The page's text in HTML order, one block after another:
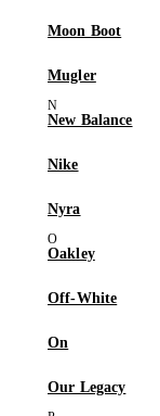
Moon Boot
Mugler
New Balance
Nike
Nyra
Oakley
Off-White
On
Our Legacy